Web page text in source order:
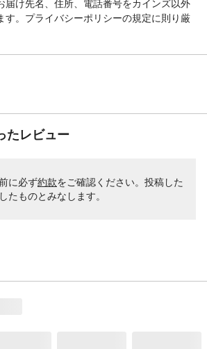
届け先名、住所、電話番号をカインズ以外
す。プライバシーポリシーの規定に則り厳
たレビュー
に必ず約款をご確認ください。投稿した
たものとみなします。